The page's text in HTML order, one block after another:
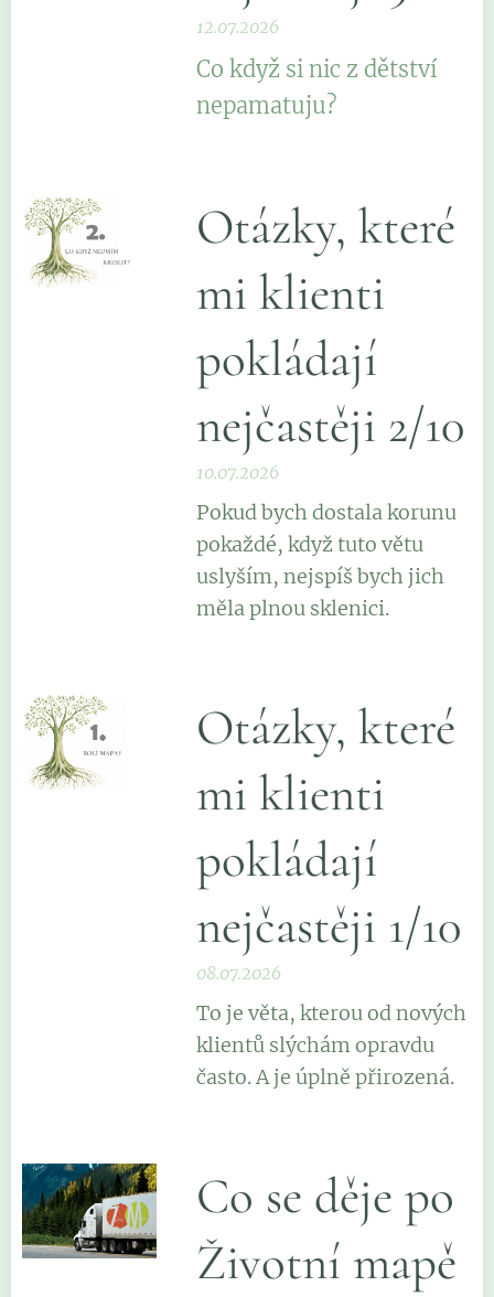
12.07.2026
Co když si nic z dětství
nepamatuju?
Otázky, které
mi klienti
pokládají
nejčastěji 2/10
10.07.2026
Pokud bych dostala korunu
pokaždé, když tuto větu
uslyším, nejspíš bych jich
měla plnou sklenici.
Otázky, které
mi klienti
pokládají
nejčastěji 1/10
08.07.2026
To je věta, kterou od nových
klientů slýchám opravdu
často. A je úplně přirozená.
Co se děje po
Životní mapě